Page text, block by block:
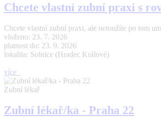
Chcete vlastní zubní praxi s
Chcete vlastní zubní praxi, ale netoužíte po tom
vloženo: 23. 7. 2026
platnost do: 23. 9. 2026
lokalita: Solnice (Hradec Králové)
více
Zubní lékař
Zubní lékař/ka - Praha 22